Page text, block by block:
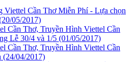
Viettel Cần Thơ Miễn Phí - Lựa chọn
05/2017)
Cần Thơ, Truyền Hình Viettel Cần
Lễ 30/4 và 1/5 (01/05/2017)
Cần Thơ, Truyền Hình Viettel Cần
(24/04/2017)